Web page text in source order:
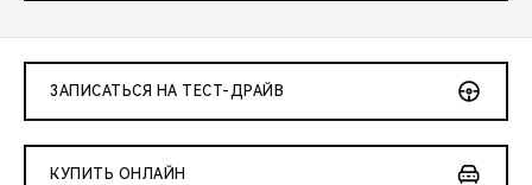
ЗАПИСАТЬСЯ НА ТЕСТ-ДРАЙВ
КУПИТЬ ОНЛАЙН